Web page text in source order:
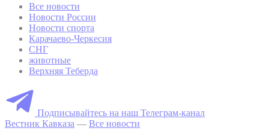
Все новости
Новости России
Новости спорта
Карачаево-Черкесия
СНГ
животные
Верхняя Теберда
Подписывайтесь на наш Телеграм-канал
Вестник Кавказа — Все новости